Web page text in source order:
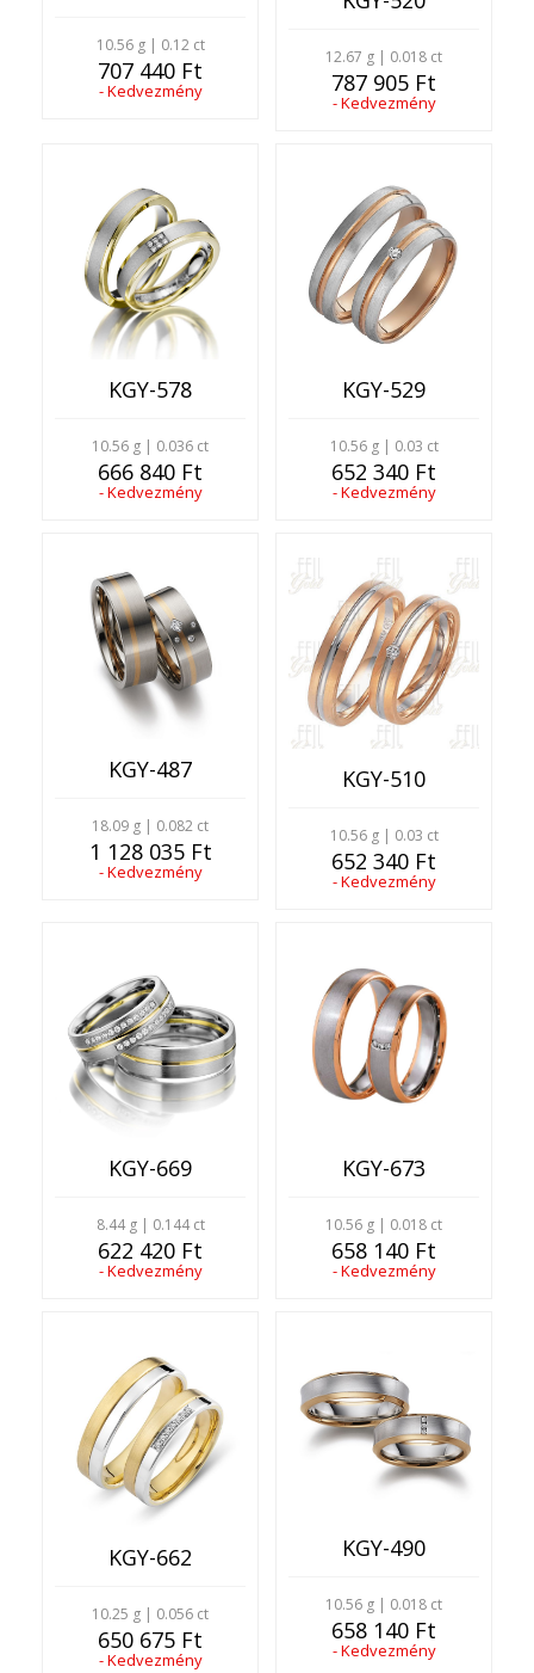
10.56 g | 0.12 ct
707 440 Ft
- Kedvezmény
12.67 g | 0.018 ct
787 905 Ft
- Kedvezmény
KGY-578
10.56 g | 0.036 ct
666 840 Ft
- Kedvezmény
KGY-529
10.56 g | 0.03 ct
652 340 Ft
- Kedvezmény
KGY-487
18.09 g | 0.082 ct
1 128 035 Ft
- Kedvezmény
KGY-510
10.56 g | 0.03 ct
652 340 Ft
- Kedvezmény
KGY-669
8.44 g | 0.144 ct
622 420 Ft
- Kedvezmény
KGY-673
10.56 g | 0.018 ct
658 140 Ft
- Kedvezmény
KGY-662
10.25 g | 0.056 ct
650 675 Ft
- Kedvezmény
KGY-490
10.56 g | 0.018 ct
658 140 Ft
- Kedvezmény